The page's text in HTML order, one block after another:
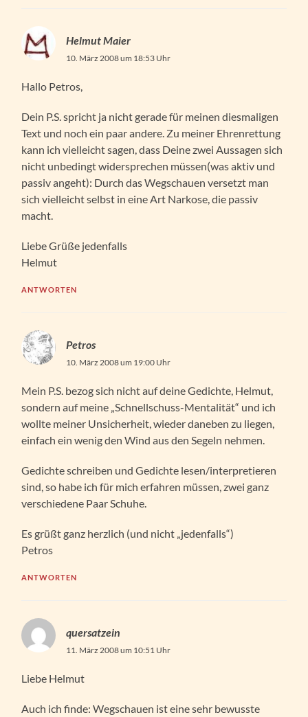
Helmut Maier
10. März 2008 um 18:53 Uhr
Hallo Petros,
Dein P.S. spricht ja nicht gerade für meinen diesmaligen
Text und noch ein paar andere. Zu meiner Ehrenrettung
kann ich vielleicht sagen, dass Deine zwei Aussagen sich
nicht unbedingt widersprechen müssen(was aktiv und
passiv angeht): Durch das Wegschauen versetzt man
sich vielleicht selbst in eine Art Narkose, die passiv
macht.
Liebe Grüße jedenfalls
Helmut
ANTWORTEN
Petros
10. März 2008 um 19:00 Uhr
Mein P.S. bezog sich nicht auf deine Gedichte, Helmut,
sondern auf meine „Schnellschuss-Mentalität“ und ich
wollte meiner Unsicherheit, wieder daneben zu liegen,
einfach ein wenig den Wind aus den Segeln nehmen.
Gedichte schreiben und Gedichte lesen/interpretieren
sind, so habe ich für mich erfahren müssen, zwei ganz
verschiedene Paar Schuhe.
Es grüßt ganz herzlich (und nicht „jedenfalls“)
Petros
ANTWORTEN
quersatzein
11. März 2008 um 10:51 Uhr
Liebe Helmut
Auch ich finde: Wegschauen ist eine sehr bewusste